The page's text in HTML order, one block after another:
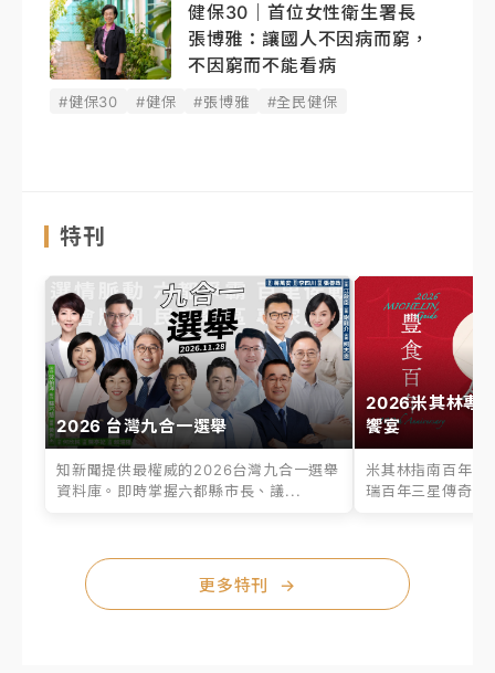
健保30｜首位女性衛生署長
張博雅：讓國人不因病而窮，
不因窮而不能看病
#健保30 #健保 #張博雅 #全民健保
特刊
2026 台灣九合一選舉
知新聞提供最權威的2026台灣九合一選舉
資料庫。即時掌握六都縣市長、議...
2026米其林專
饗宴
米其林指南百年之
瑞百年三星傳奇、
更多特刊 →